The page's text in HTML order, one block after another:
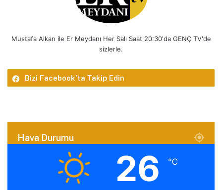
Mustafa Alkan ile Er Meydanı Her Salı Saat 20:30'da GENÇ TV'de
sizlerle.
Bizi Facebook’ta Takip Edin
Hava Durumu
26 ℃